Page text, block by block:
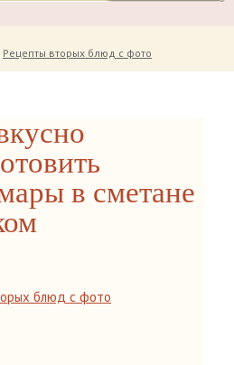
Рецепты вторых блюд с фото
в сметане
блюд с фото